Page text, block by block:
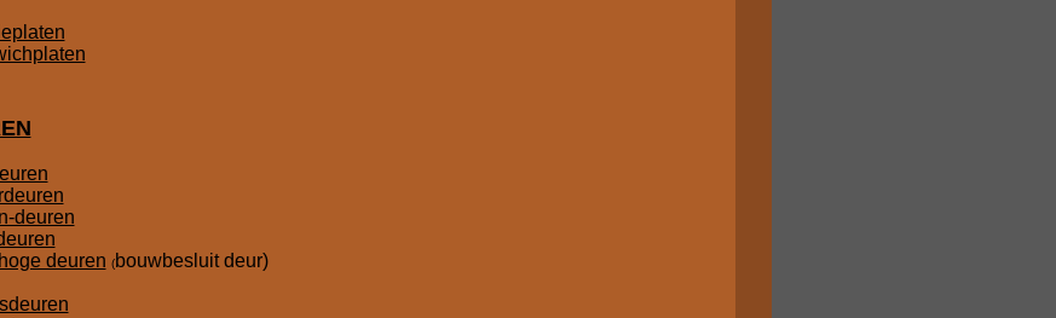
deuren
deuren (bouwbesluit deur)